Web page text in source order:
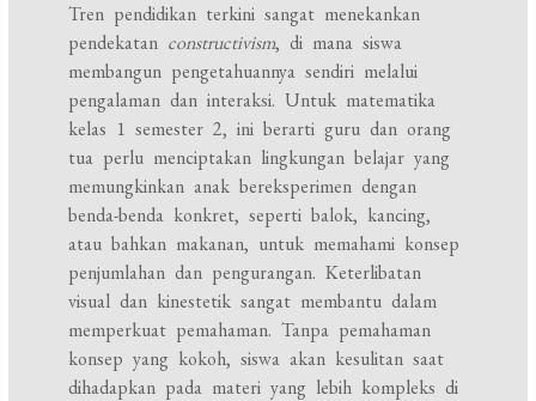
Tren pendidikan terkini sangat menekankan
pendekatan constructivism, di mana siswa
membangun pengetahuannya sendiri melalui
pengalaman dan interaksi. Untuk matematika
kelas 1 semester 2, ini berarti guru dan orang
tua perlu menciptakan lingkungan belajar yang
memungkinkan anak bereksperimen dengan
benda-benda konkret, seperti balok, kancing,
atau bahkan makanan, untuk memahami konsep
penjumlahan dan pengurangan. Keterlibatan
visual dan kinestetik sangat membantu dalam
memperkuat pemahaman. Tanpa pemahaman
konsep yang kokoh, siswa akan kesulitan saat
dihadapkan pada materi yang lebih kompleks di